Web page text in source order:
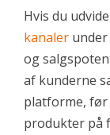
Hvis du
kanaler
og
af kunderne
platforme, før
produkter på